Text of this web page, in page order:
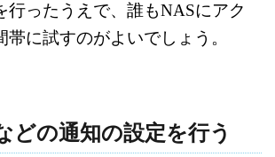
行ったうえで、誰もNASにアク
帯に試すのがよいでしょう。
どの通知の設定を行う